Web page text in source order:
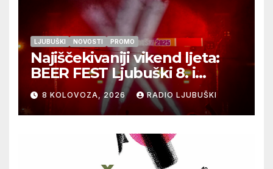
LJUBUŠKI NOVOSTI PROMO
Najiščekivaniji vikend ljeta:
BEER FEST Ljubuški 8. i
9.kolovoza
8 KOLOVOZA, 2026 RADIO LJUBUŠKI